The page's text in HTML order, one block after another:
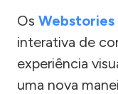
Os Webstories
interativa de
experiência
uma nova